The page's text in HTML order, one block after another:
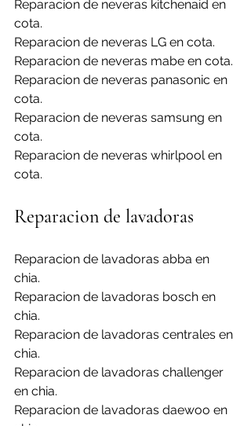
Reparacion de neveras kitchenaid en
cota.
Reparacion de neveras LG en cota.
Reparacion de neveras mabe en cota.
Reparacion de neveras panasonic en
cota.
Reparacion de neveras samsung en
cota.
Reparacion de neveras whirlpool en
cota.
Reparacion de lavadoras
Reparacion de lavadoras abba en
chia.
Reparacion de lavadoras bosch en
chia.
Reparacion de lavadoras centrales en
chia.
Reparacion de lavadoras challenger
en chia.
Reparacion de lavadoras daewoo en